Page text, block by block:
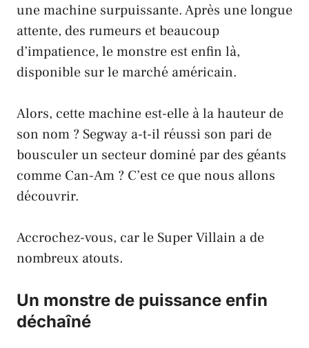
une machine surpuissante. Après une longue
attente, des rumeurs et beaucoup
d’impatience, le monstre est enfin là,
disponible sur le marché américain.
Alors, cette machine est-elle à la hauteur de
son nom ? Segway a-t-il réussi son pari de
bousculer un secteur dominé par des géants
comme Can-Am ? C’est ce que nous allons
découvrir.
Accrochez-vous, car le Super Villain a de
nombreux atouts.
Un monstre de puissance enfin
déchaîné